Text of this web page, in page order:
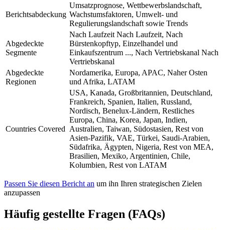
Berichtsabdeckung
Umsatzprognose, Wettbewerbslandschaft,
Wachstumsfaktoren, Umwelt- und
Regulierungslandschaft sowie Trends
Abgedeckte
Segmente
Nach Laufzeit Nach Laufzeit, Nach
Bürstenkopftyp, Einzelhandel und
Einkaufszentrum ..., Nach Vertriebskanal Nach
Vertriebskanal
Abgedeckte
Regionen
Nordamerika, Europa, APAC, Naher Osten
und Afrika, LATAM
Countries Covered
USA, Kanada, Großbritannien, Deutschland,
Frankreich, Spanien, Italien, Russland,
Nordisch, Benelux-Ländern, Restliches
Europa, China, Korea, Japan, Indien,
Australien, Taiwan, Südostasien, Rest von
Asien-Pazifik, VAE, Türkei, Saudi-Arabien,
Südafrika, Ägypten, Nigeria, Rest von MEA,
Brasilien, Mexiko, Argentinien, Chile,
Kolumbien, Rest von LATAM
Passen Sie diesen Bericht an um ihn Ihren strategischen Zielen
anzupassen
Häufig gestellte Fragen (FAQs)